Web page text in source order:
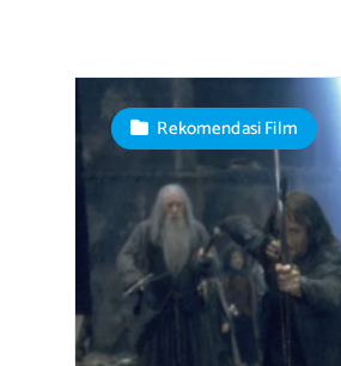
Rekomendasi Film